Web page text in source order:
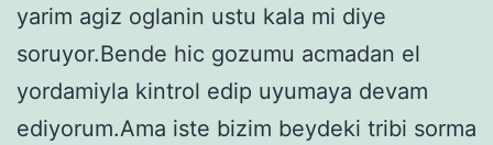
yarim agiz oglanin ustu kala mi diye
soruyor.Bende hic gozumu acmadan el
yordamiyla kintrol edip uyumaya devam
ediyorum.Ama iste bizim beydeki tribi sorma